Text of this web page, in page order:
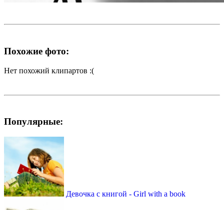
Похожие фото:
Нет похожий клипартов :(
Популярные:
Девочка с книгой - Girl with a book